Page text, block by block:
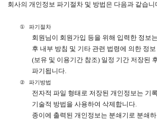
회사의 개인정보 파기절차 및 방법은 다음과 같습니
① 파기절차
회원님이 회원가입 등을 위해 입력한 정보
후 내부 방침 및 기타 관련 법령에 의한 정
(보유 및 이용기간 참조) 일정 기간 저장된
파기됩니다.
② 파기방법
전자적 파일 형태로 저장된 개인정보는 기
기술적 방법을 사용하여 삭제합니다.
종이에 출력된 개인정보는 분쇄기로 분쇄